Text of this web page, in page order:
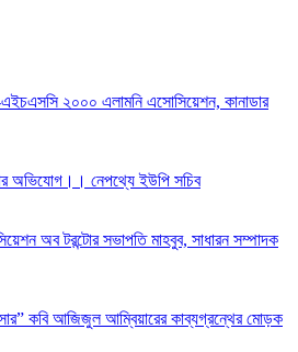
২০০০ এলামনি এসোসিয়েশন, কানাডার
অভিযোগ।। নেপথ্যে ইউপি সচিব
অব টরন্টোর সভাপতি মাহবুব, সাধারন সম্পাদক
কবি আজিজুল আম্বিয়ারের কাব্যগ্রন্থের মোড়ক